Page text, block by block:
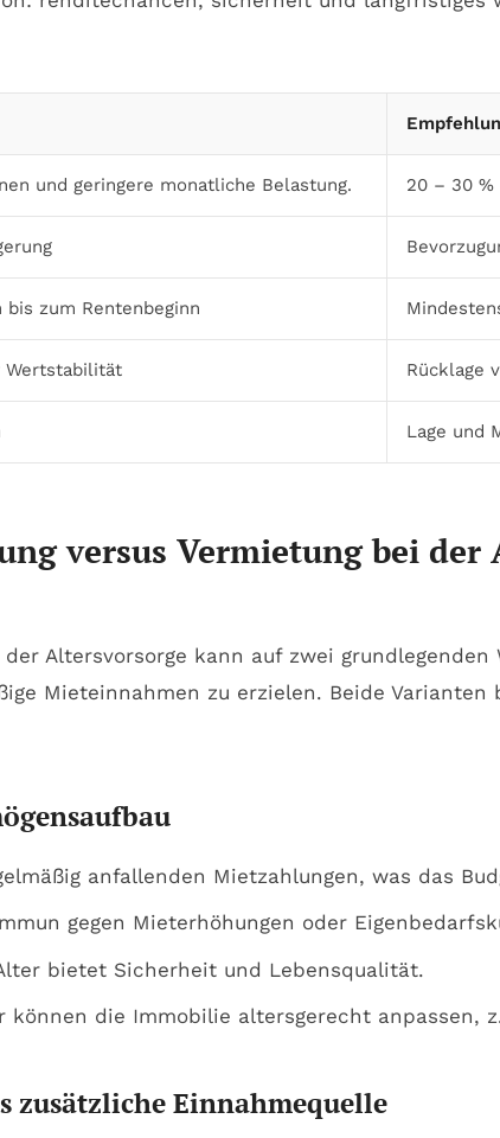
und geringere monatliche Belastung. 20 – 30 %
bis zum Rentenbeginn
Wertstabilität Rücklage
Lage und
versus Vermietung bei
Altersvorsorge kann auf zwei
Mieteinnahmen zu erzielen. Beide Varianten
anfallenden Mietzahlungen, was das
gegen Mieterhöhungen oder
bietet Sicherheit und Lebensqualität.
können die Immobilie altersgerecht anpassen,
zusätzliche Einnahmequelle